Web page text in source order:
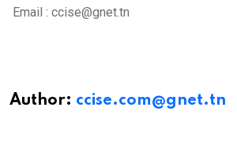
Email : ccise@gnet.tn
Author: ccise.com@gnet.tn